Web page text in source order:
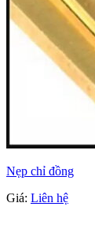
Nẹp chỉ đồng
Giá: Liên hệ